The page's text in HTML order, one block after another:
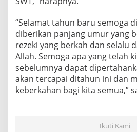
“Selamat tahun baru semoga
diberikan panjang umur yang
rezeki yang berkah dan selalu
Allah. Semoga apa yang telah
sebelumnya dapat
akan tercapai ditahun ini dan
keberkahan bagi kita semua,”
Ikuti Kami